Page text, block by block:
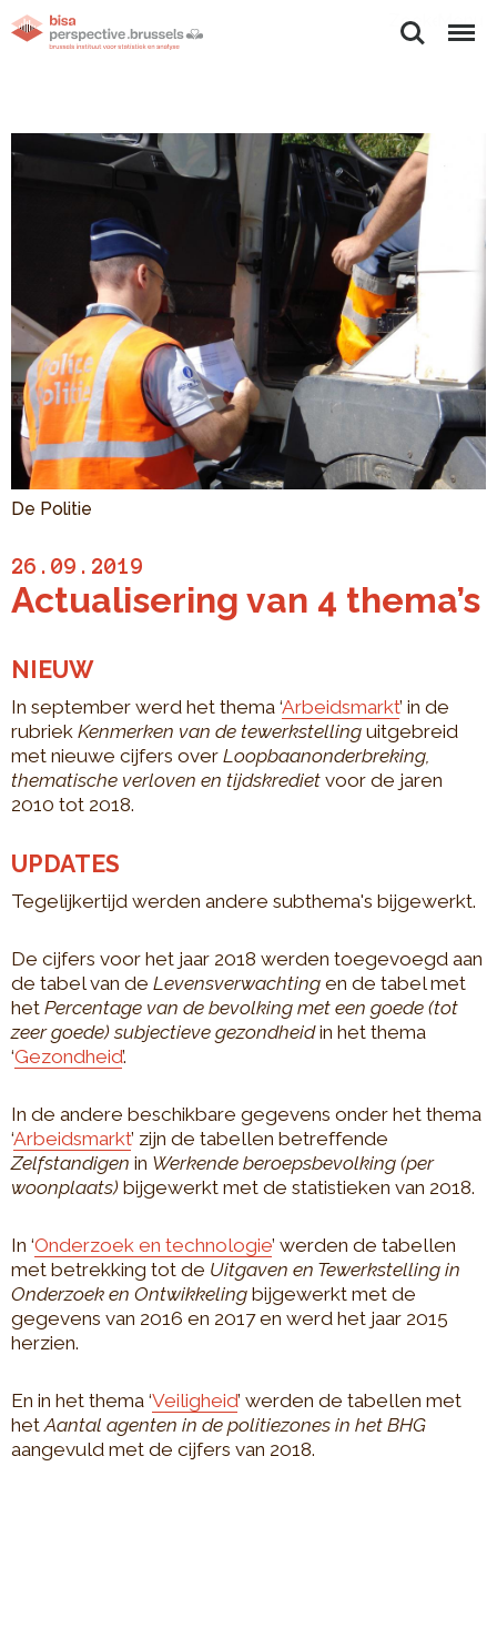
ZoekenMenu
De Politie
26.09.2019
Actualisering van 4 thema’s
NIEUW
In september werd het thema ‘Arbeidsmarkt’ in de
rubriek Kenmerken van de tewerkstelling uitgebreid
met nieuwe cijfers over Loopbaanonderbreking,
thematische verloven en tijdskrediet voor de jaren
2010 tot 2018.
UPDATES
Tegelijkertijd werden andere subthema's bijgewerkt.
De cijfers voor het jaar 2018 werden toegevoegd aan
de tabel van de Levensverwachting en de tabel met
het Percentage van de bevolking met een goede (tot
zeer goede) subjectieve gezondheidin het thema
‘Gezondheid’.
In de andere beschikbare gegevens onder het thema
‘Arbeidsmarkt’ zijn de tabellen betreffende
Zelfstandigen in Werkende beroepsbevolking (per
woonplaats) bijgewerkt met de statistieken van 2018.
In ‘Onderzoek en technologie’ werden de tabellen
met betrekking tot de Uitgaven en Tewerkstelling in
Onderzoek en Ontwikkeling bijgewerkt met de
gegevens van 2016 en 2017 en werd het jaar 2015
herzien.
En in het thema ‘Veiligheid’ werden de tabellen met
hetAantal agenten in de politiezones in het BHG
aangevuld met de cijfers van 2018.